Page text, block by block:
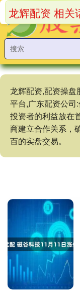
龙辉配资,配资操盘
平台,广东配资公
投资者的利益放在
商建立合作关系，
百的实盘交易。
龙辉配资 相关